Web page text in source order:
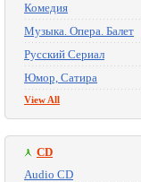
Комедия
Музыка. Опера. Балет
Русский Сериал
Юмор, Сатира
View All
CD
Audio CD